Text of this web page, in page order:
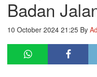
Badan
10 October 2024 21:25 By